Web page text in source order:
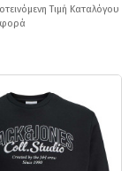
Τιμή Καταλόγου